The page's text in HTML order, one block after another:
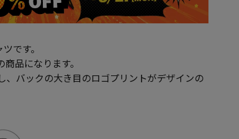
です。
品になります。
、バックの大き目のロゴプリントがデザインの